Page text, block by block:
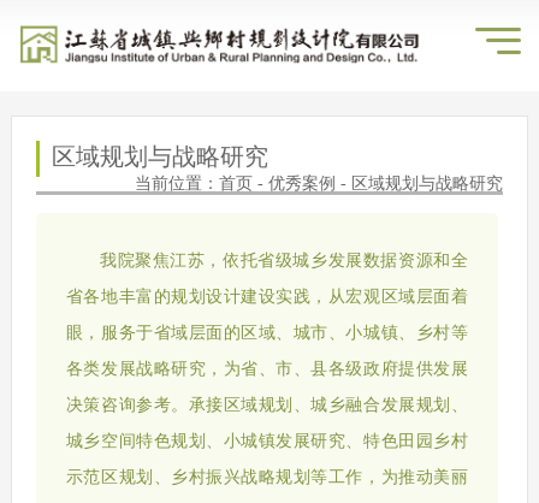
区域规划与战略研究
当前位置：首页 -优秀案例 - 区域规划与战略研究
我院聚焦江苏，依托省级城乡发展数据资源和全
省各地丰富的规划设计建设实践，从宏观区域层面着
眼，服务于省域层面的区域、城市、小城镇、乡村等
各类发展战略研究，为省、市、县各级政府提供发展
决策咨询参考。承接区域规划、城乡融合发展规划、
城乡空间特色规划、小城镇发展研究、特色田园乡村
示范区规划、乡村振兴战略规划等工作，为推动美丽